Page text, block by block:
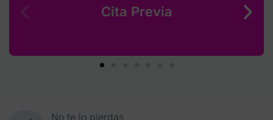
Cita Previa
No te lo pierdas